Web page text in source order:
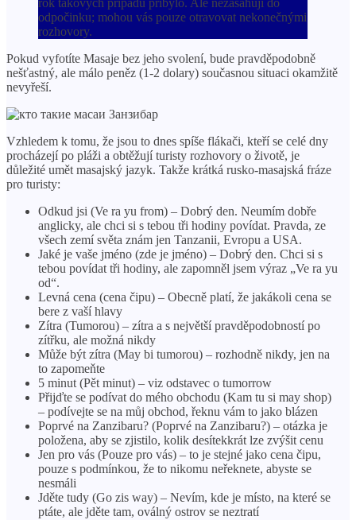
rok takových případů přibylo. Ale nezasahují do
odpočinku; mohou vás pouze otravovat nekonečnými
rozhovory.
Pokud vyfotíte Masaje bez jeho svolení, bude pravděpodobně
nešťastný, ale málo peněz (1-2 dolary) současnou situaci okamžitě
nevyřeší.
Vzhledem k tomu, že jsou to dnes spíše flákači, kteří se celé dny
procházejí po pláži a obtěžují turisty rozhovory o životě, je
důležité umět masajský jazyk. Takže krátká rusko-masajská fráze
pro turisty:
Odkud jsi (Ve ra yu from) – Dobrý den. Neumím dobře
anglicky, ale chci si s tebou tři hodiny povídat. Pravda, ze
všech zemí světa znám jen Tanzanii, Evropu a USA.
Jaké je vaše jméno (zde je jméno) – Dobrý den. Chci si s
tebou povídat tři hodiny, ale zapomněl jsem výraz „Ve ra yu
od“.
Levná cena (cena čipu) – Obecně platí, že jakákoli cena se
bere z vaší hlavy
Zítra (Tumorou) – zítra a s největší pravděpodobností po
zítřku, ale možná nikdy
Může být zítra (May bi tumorou) – rozhodně nikdy, jen na
to zapomeňte
5 minut (Pět minut) – viz odstavec o tumorrow
Přijďte se podívat do mého obchodu (Kam tu si may shop)
– podívejte se na můj obchod, řeknu vám to jako blázen
Poprvé na Zanzibaru? (Poprvé na Zanzibaru?) – otázka je
položena, aby se zjistilo, kolik desítekkrát lze zvýšit cenu
Jen pro vás (Pouze pro vás) – to je stejné jako cena čipu,
pouze s podmínkou, že to nikomu neřeknete, abyste se
nesmáli
Jděte tudy (Go zis way) – Nevím, kde je místo, na které se
ptáte, ale jděte tam, oválný ostrov se neztratí